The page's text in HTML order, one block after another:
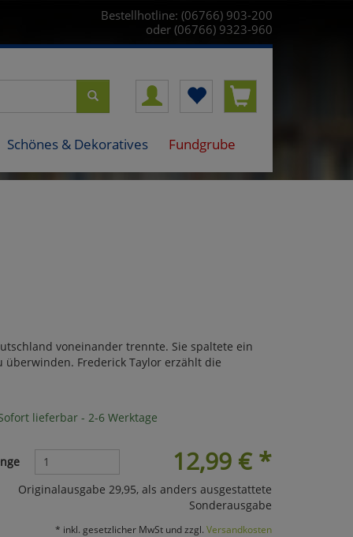
Bestellhotline: (06766) 903-200
oder (06766) 9323-960
Schönes & Dekoratives Fundgrube
voneinander trennte. Sie spaltete ein
überwinden. Frederick Taylor erzählt die
lieferbar - 2-6 Werktage
12,99 €*
Originalausgabe 29,95, als anders ausgestattete
Sonderausgabe
* inkl. gesetzlicher MwSt und zzgl. Versandkosten